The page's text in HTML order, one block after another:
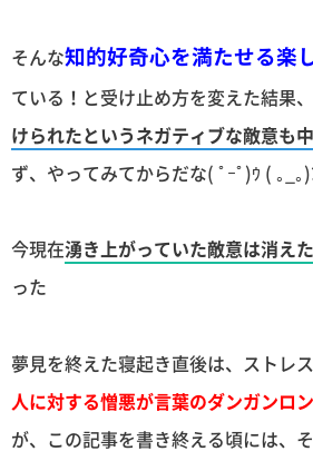
そんな知的好奇心を満たせる楽
ている！と受け止め方を変えた結果、
けられたというネガティブな敵意も
ず、やってみてからだな( ﾟｰﾟ)ｳ ( ｡_｡
今現在湧き上がっていた敵意は消えた
った
夢見を終えた寝起き直後は、ストレ
人に対する憎悪が言葉のダンガンロ
が、この記事を書き終える頃には、